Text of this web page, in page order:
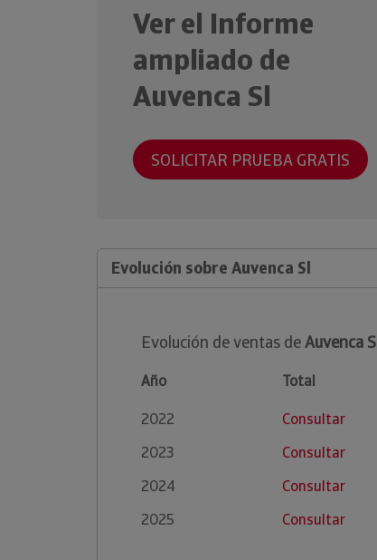
Ver el Informe
ampliado de
Auvenca Sl
SOLICITAR PRUEBA GRATIS
Evolución sobre Auvenca Sl
Evolución de ventas deAuvenca Sl
Año Total
2022
Consultar
2023
Consultar
2024
Consultar
2025
Consultar